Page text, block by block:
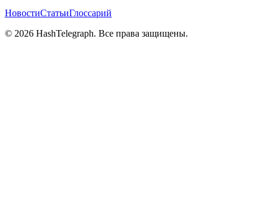
НовостиСтатьиГлоссарий
© 2026 HashTelegraph. Все права защищены.